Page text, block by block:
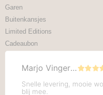
Garen
Buitenkansjes
Limited Editions
Cadeaubon